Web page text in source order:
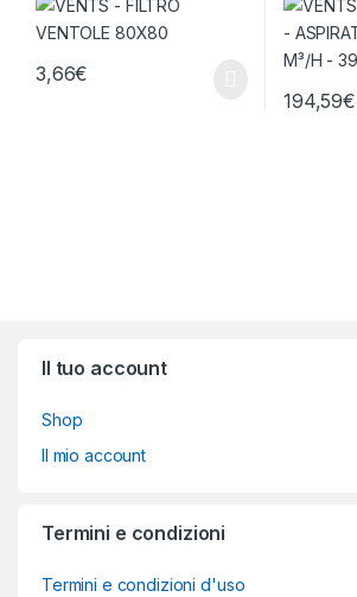
3,66€
194,59€
Il tuo account
Shop
Il mio account
Termini e condizioni
Termini e condizioni d'uso